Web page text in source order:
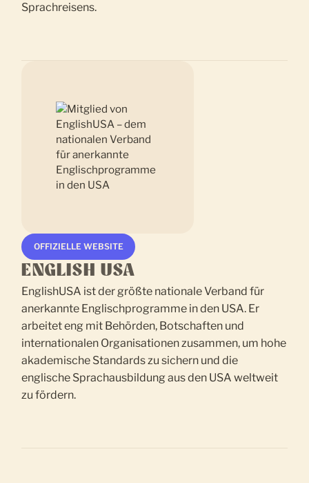
Sprachreisens.
OFFIZIELLE WEBSITE
ENGLISH USA
EnglishUSA ist der größte nationale Verband für
anerkannte Englischprogramme in den USA. Er
arbeitet eng mit Behörden, Botschaften und
internationalen Organisationen zusammen, um hohe
akademische Standards zu sichern und die
englische Sprachausbildung aus den USA weltweit
zu fördern.